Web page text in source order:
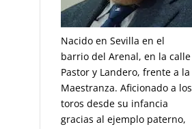
Nacido en Sevilla en el
barrio del Arenal, en la calle
Pastor y Landero, frente a la
Maestranza. Aficionado a los
toros desde su infancia
gracias al ejemplo paterno,